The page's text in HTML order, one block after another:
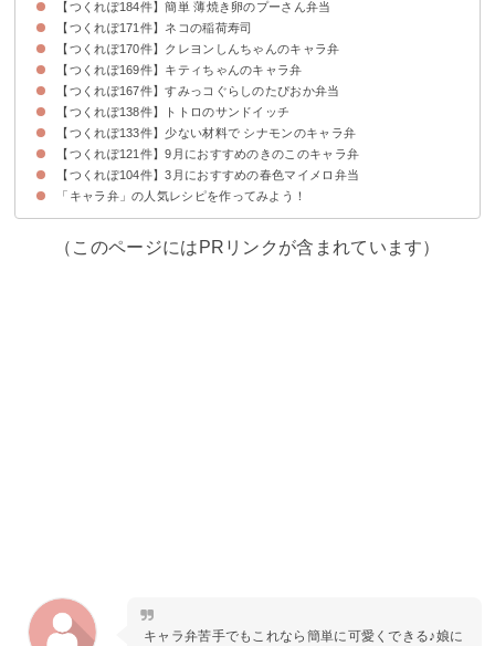
【つくれぽ184件】簡単 薄焼き卵のプーさん弁当
【つくれぽ171件】ネコの稲荷寿司
【つくれぽ170件】クレヨンしんちゃんのキャラ弁
【つくれぽ169件】キティちゃんのキャラ弁
【つくれぽ167件】すみっコぐらしのたぴおか弁当
【つくれぽ138件】トトロのサンドイッチ
【つくれぽ133件】少ない材料で シナモンのキャラ弁
【つくれぽ121件】9月におすすめのきのこのキャラ弁
【つくれぽ104件】3月におすすめの春色マイメロ弁当
「キャラ弁」の人気レシピを作ってみよう！
（このページにはPRリンクが含まれています）
キャラ弁苦手でもこれなら簡単に可愛くできる♪娘に